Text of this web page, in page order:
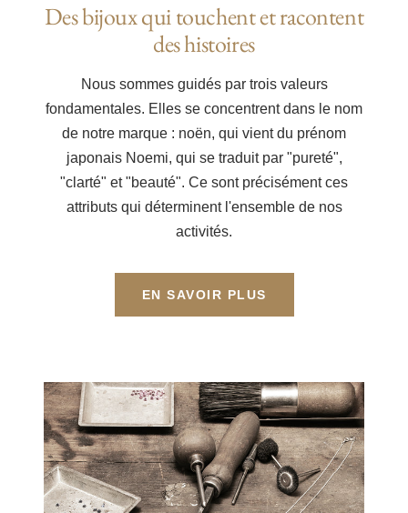
Des bijoux qui touchent et racontent
des histoires
Nous sommes guidés par trois valeurs
fondamentales. Elles se concentrent dans le nom
de notre marque : noën, qui vient du prénom
japonais Noemi, qui se traduit par "pureté",
"clarté" et "beauté". Ce sont précisément ces
attributs qui déterminent l'ensemble de nos
activités.
EN SAVOIR PLUS